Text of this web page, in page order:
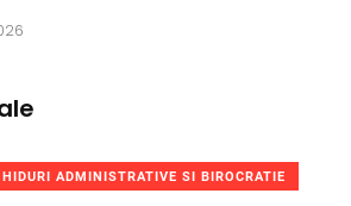
ADMINISTRATIVE SI BIROCRATIE